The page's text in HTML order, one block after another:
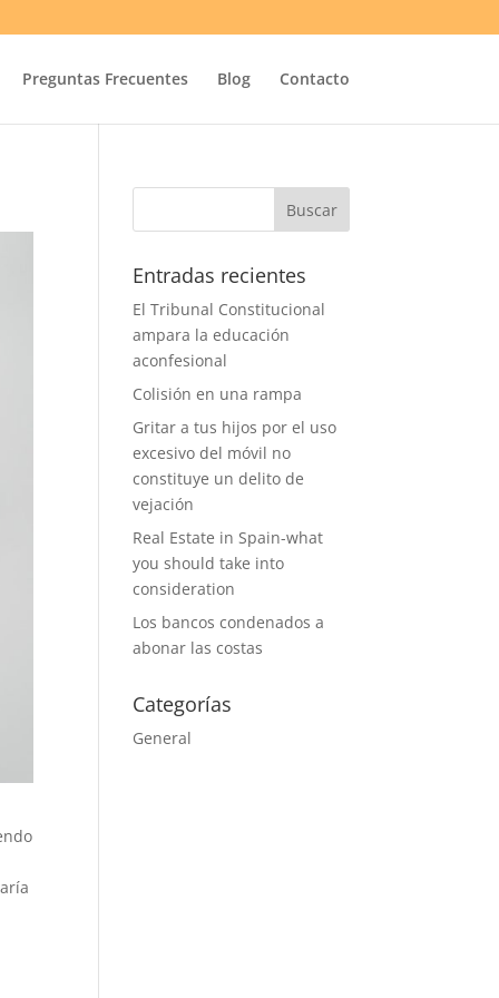
Preguntas Frecuentes Blog Contacto
Entradas recientes
El Tribunal Constitucional
ampara la educación
aconfesional
Colisión en una rampa
Gritar a tus hijos por el uso
excesivo del móvil no
constituye un delito de
vejación
Real Estate in Spain-what
you should take into
consideration
Los bancos condenados a
abonar las costas
Categorías
General